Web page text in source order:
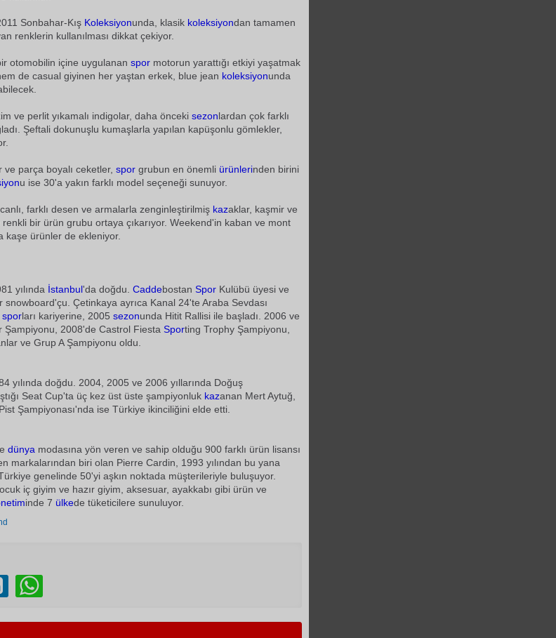
Sonbahar-Kış Koleksiyonunda, klasik koleksiyondan tamamen
renklerin kullanılması dikkat çekiyor.
otomobilin içine uygulanan spor motorun yarattığı etkiyi yaşatmak
de casual giyinen her yaştan erkek, blue jean koleksiyonunda
ve perlit yıkamalı indigolar, daha önceki sezonlardan çok farklı
Şeftali dokunuşlu kumaşlarla yapılan kapüşonlu gömlekler,
parça boyalı ceketler, spor grubun en önemli ürünlerinden birini
u ise 30'a yakın farklı model seçeneği sunuyor.
farklı desen ve armalarla zenginleştirilmiş kazaklar, kaşmir ve
bir ürün grubu ortaya çıkarıyor. Weekend'in kaban ve mont
kaşe ürünler de ekleniyor.
yılında İstanbul'da doğdu. Caddebostan Spor Kulübü üyesi ve
snowboard'çu. Çetinkaya ayrıca Kanal 24'te Araba Sevdası
sporları kariyerine, 2005 sezonunda Hitit Rallisi ile başladı. 2006 ve
Şampiyonu, 2008'de Castrol Fiesta Sporting Trophy Şampiyonu,
ve Grup A Şampiyonu oldu.
yılında doğdu. 2004, 2005 ve 2006 yıllarında Doğuş
Seat Cup'ta üç kez üst üste şampiyonluk kazanan Mert Aytuğ,
Şampiyonası'nda ise Türkiye ikinciliğini elde etti.
dünya modasına yön veren ve sahip olduğu 900 farklı ürün lisansı
markalarından biri olan Pierre Cardin, 1993 yılından bu yana
genelinde 50'yi aşkın noktada müşterileriyle buluşuyor.
iç giyim ve hazır giyim, aksesuar, ayakkabı gibi ürün ve
inde 7 ülkede tüketicilere sunuluyor.